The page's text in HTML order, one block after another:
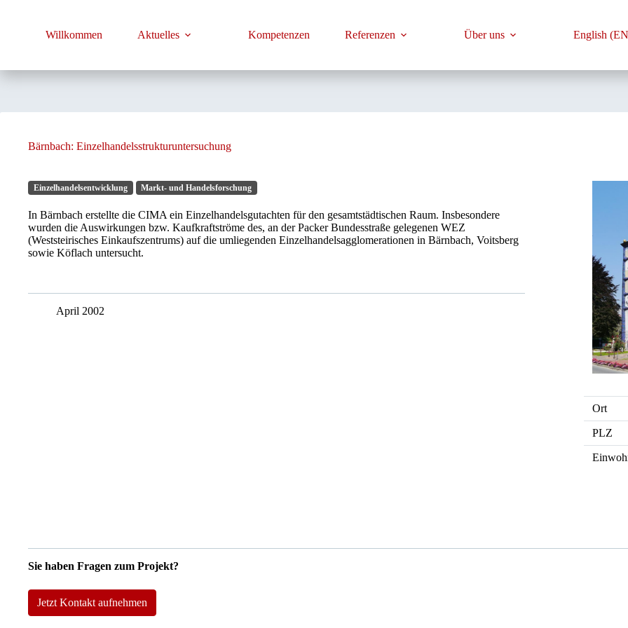
Willkommen Aktuelles Kompetenzen Referenzen Über uns English
Bärnbach: Einzelhandelsstrukturuntersuchung
Einzelhandelsentwicklung Markt- und Handelsforschung
In Bärnbach erstellte die CIMA ein Einzelhandelsgutachten für den gesamtstädtischen Raum. Insbesondere
wurden die Auswirkungen bzw. Kaufkraftströme des, an der Packer Bundesstraße gelegenen WEZ
(Weststeirisches Einkaufszentrums) auf die umliegenden Einzelhandelsagglomerationen in Bärnbach, Voitsberg
sowie Köflach untersucht.
April 2002
Ort
PLZ
Sie haben Fragen zum Projekt?
Jetzt Kontakt aufnehmen